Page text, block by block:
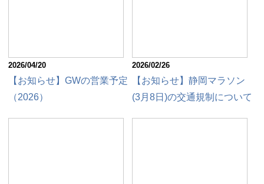
2026/04/20
【お知らせ】GWの営業予定
（2026）
2026/02/26
【お知らせ】静岡マラソン
(3月8日)の交通規制について